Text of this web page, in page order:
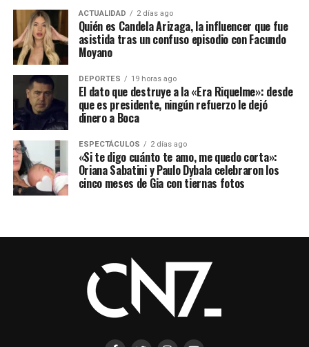
ACTUALIDAD 2 días ago
Quién es Candela Arizaga, la influencer que fue
asistida tras un confuso episodio con Facundo
Moyano
DEPORTES 19 horas ago
El dato que destruye a la «Era Riquelme»: desde
que es presidente, ningún refuerzo le dejó
dinero a Boca
ESPECTÁCULOS 2 días ago
«Si te digo cuánto te amo, me quedo corta»:
Oriana Sabatini y Paulo Dybala celebraron los
cinco meses de Gia con tiernas fotos